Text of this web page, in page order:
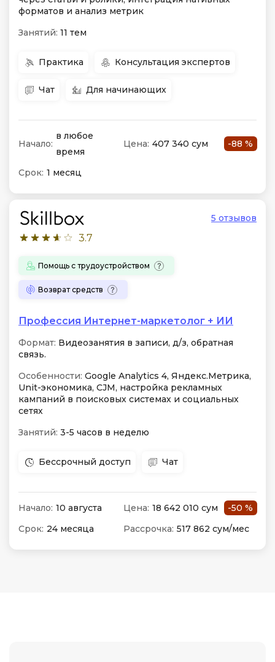
форматов и анализ метрик
Занятий: 11 тем
Практика Консультация экспертов
Чат Для начинающих
Начало:
в любое
время
Цена: 407 340 сум -88 %
Срок: 1 месяц
3.7
5 отзывов
Помощь с трудоустройством
Возврат средств
Профессия Интернет-маркетолог + ИИ
Формат: Видеозанятия в записи, д/з, обратная
связь.
Особенности: Google Analytics 4, Яндекс.Метрика,
Unit-экономика, CJM, настройка рекламных
кампаний в поисковых системах и социальных
сетях
Занятий: 3-5 часов в неделю
Бессрочный доступ Чат
Начало: 10 августа Цена: 18 642 010 сум
-50 %
Срок: 24 месяца Рассрочка: 517 862 сум/мес